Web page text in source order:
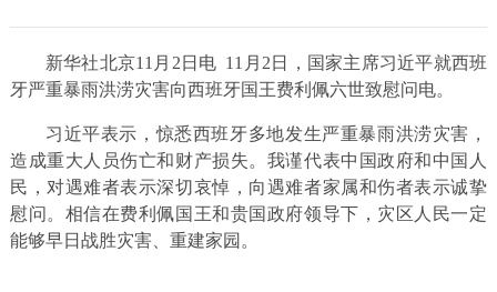
新华社北京11月2日电 11月2日，国家主席习近平就西班
牙严重暴雨洪涝灾害向西班牙国王费利佩六世致慰问电。
习近平表示，惊悉西班牙多地发生严重暴雨洪涝灾害，
造成重大人员伤亡和财产损失。我谨代表中国政府和中国人
民，对遇难者表示深切哀悼，向遇难者家属和伤者表示诚挚
慰问。相信在费利佩国王和贵国政府领导下，灾区人民一定
能够早日战胜灾害、重建家园。